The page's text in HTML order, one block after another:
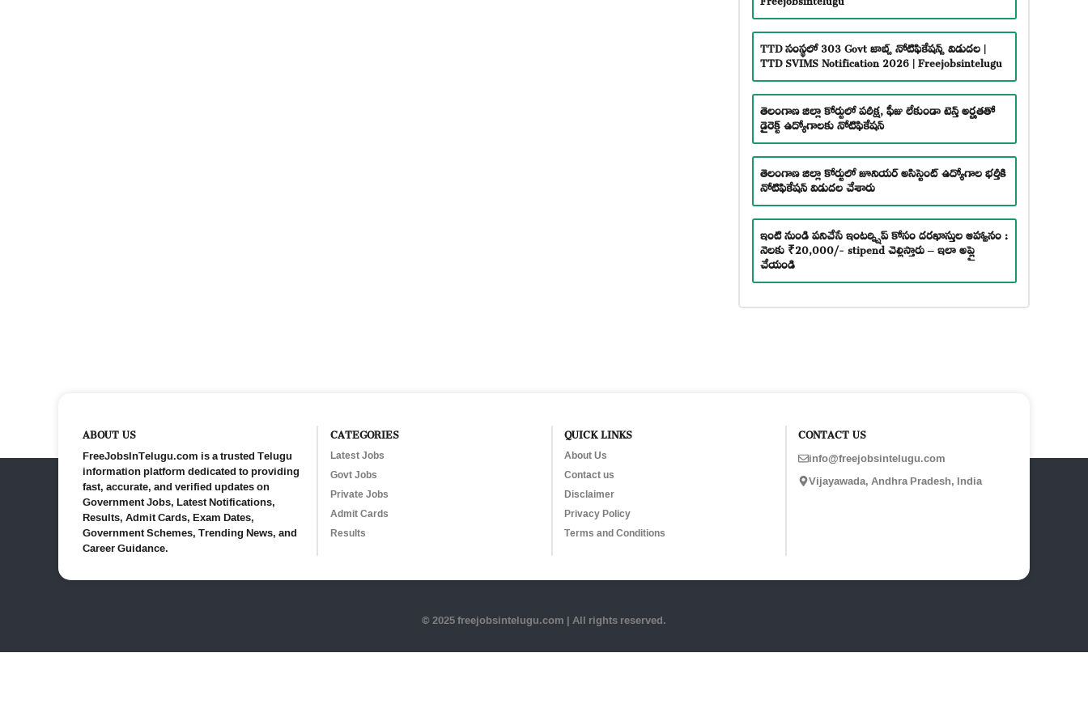
TTD సంస్థలో 303 Govt జాబ్స్ నోటిఫికేషన్స్ విడుదల |
TTD SVIMS Notification 2026 | Freejobsintelugu
తెలంగాణ జిల్లా కోర్టులో పరీక్ష, ఫీజు లేకుండా టెన్త్ అర్హతతో
డైరెక్ట్ ఉద్యోగాలకు నోటిఫికేషన్
తెలంగాణ జిల్లా కోర్టులో జూనియర్ అసిస్టెంట్ ఉద్యోగాల భర్తీకి
నోటిఫికేషన్ విడుదల చేశారు
ఇంటి నుండి పనిచేసే ఇంటర్న్షిప్ కోసం దరఖాస్తుల ఆహ్వానం :
నెలకు ₹20,000/- stipend చెల్లిస్తారు – ఇలా అప్లై
చేయండి
ABOUT US
FreeJobsInTelugu.com is a trusted Telugu
information platform dedicated to providing
fast, accurate, and verified updates on
Government Jobs, Latest Notifications,
Results, Admit Cards, Exam Dates,
Government Schemes, Trending News, and
Career Guidance.
CATEGORIES
Latest Jobs
Govt Jobs
Private Jobs
Admit Cards
Results
QUICK LINKS
About Us
Contact us
Disclaimer
Privacy Policy
Terms and Conditions
CONTACT US
info@freejobsintelugu.com
Vijayawada, Andhra Pradesh, India
© 2025 freejobsintelugu.com | All rights reserved.